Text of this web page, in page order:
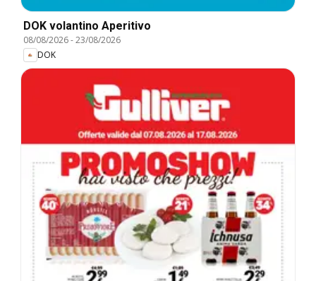
DOK volantino Aperitivo
08/08/2026-23/08/2026
DOK